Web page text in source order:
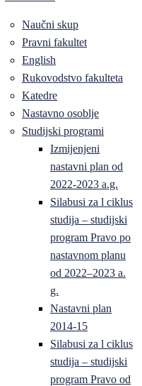
Naučni skup
Pravni fakultet
English
Rukovodstvo fakulteta
Katedre
Nastavno osoblje
Studijski programi
Izmijenjeni
nastavni plan od
2022-2023 a.g.
Silabusi za l ciklus
studija – studijski
program Pravo po
nastavnom planu
od 2022–2023 a.
g.
Nastavni plan
2014-15
Silabusi za l ciklus
studija – studijski
program Pravo od